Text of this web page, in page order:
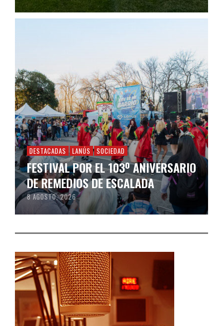
DESTACADAS LANÚS SOCIEDAD
FESTIVAL POR EL 103º ANIVERSARIO
DE REMEDIOS DE ESCALADA
8 AGOSTO, 2026